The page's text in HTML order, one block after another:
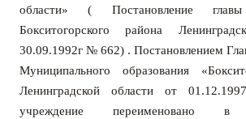
области» ( Постановление главы
Бокситогорского района
30.09.1992г № 662) . Постановлением
Муниципального образования
Ленинградской области от
учреждение переименовано в